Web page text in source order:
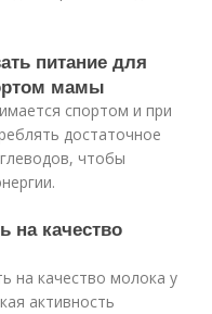
питание для
мамы
спортом и при
достаточное
чтобы
на качество
на качество молока у
активность